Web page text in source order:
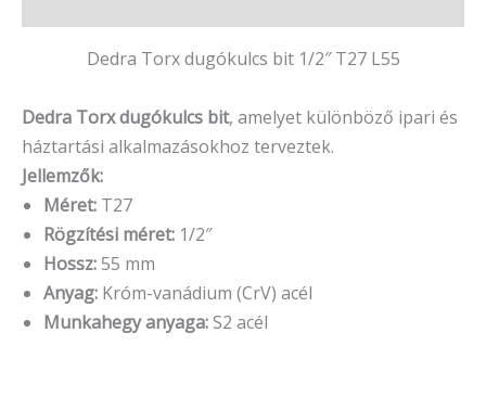
Dedra Torx dugókulcs bit 1/2″ T27 L55
Dedra Torx dugókulcs bit, amelyet különböző ipari és
háztartási alkalmazásokhoz terveztek.
Jellemzők:
Méret: T27
Rögzítési méret: 1/2″
Hossz:55 mm
Anyag: Króm-vanádium (CrV) acél
Munkahegy anyaga:S2 acél